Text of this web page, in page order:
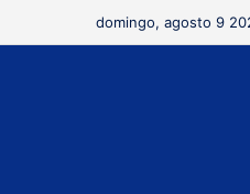
domingo, agosto 9